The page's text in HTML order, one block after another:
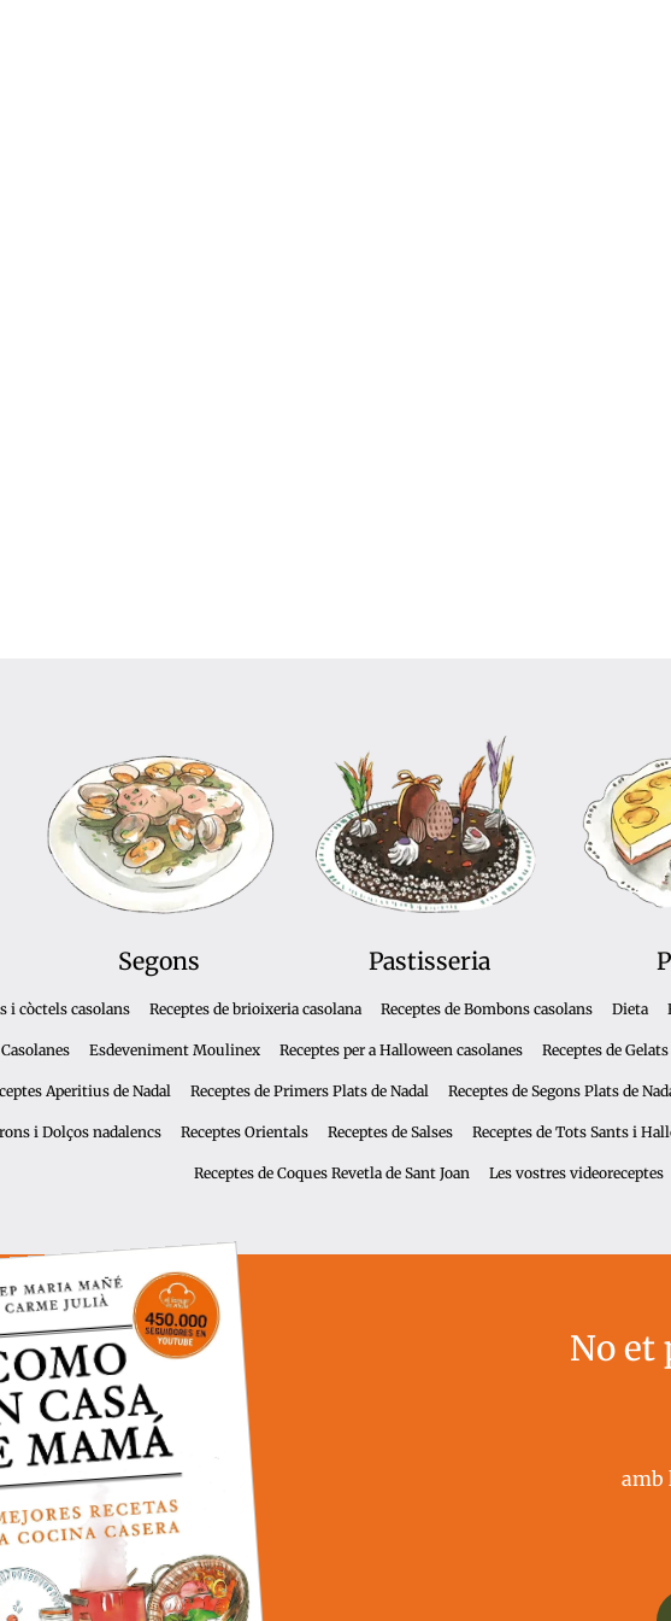
Segons Pastisseria
i còctels casolans Receptes de brioixeria casolana Receptes de Bombons casolans Dieta
Esdeveniment Moulinex Receptes per a Halloween casolanes Receptes de
Aperitius de Nadal Receptes de Primers Plats de Nadal Receptes de Segons Plats de
i Dolços nadalencs Receptes Orientals Receptes de Salses Receptes de Tots Sants i
Receptes de Coques Revetla de Sant Joan Les vostres videoreceptes
No et
amb